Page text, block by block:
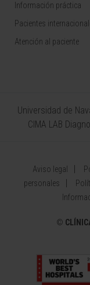
Información práctica
Pacientes
Atención al paciente
Universidad de
CIMA LAB
Aviso legal
personales
©